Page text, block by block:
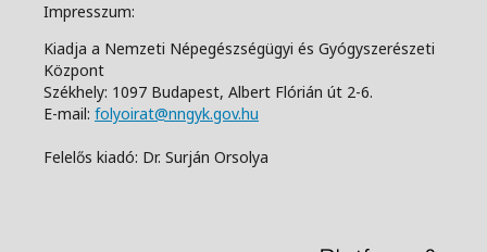
Impresszum:
Kiadja a Nemzeti Népegészségügyi és Gyógyszerészeti
Központ
Székhely: 1097 Budapest, Albert Flórián út 2-6.
E-mail: folyoirat@nngyk.gov.hu
Felelős kiadó: Dr. Surján Orsolya